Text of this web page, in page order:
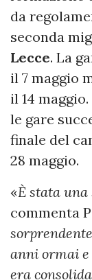
da
seconda
Lecce. La
il 7 maggio
il 14
le gare
finale del
28 maggio.
«È stata
commenta
anni ormai
era